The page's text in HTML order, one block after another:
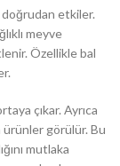
etkiler.
meyve
Özellikle bal
çıkar. Ayrıca
ürünler görülür. Bu
mutlaka